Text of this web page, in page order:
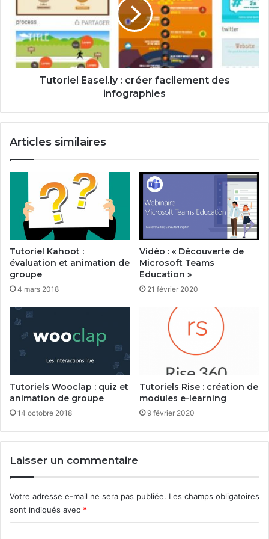
facilement
des
infographies
Tutoriel Easel.ly : créer facilement des
infographies
Articles similaires
Tutoriel Kahoot :
évaluation et animation de
groupe
4 mars 2018
Vidéo : « Découverte de
Microsoft Teams
Education »
21 février 2020
Tutoriels Wooclap : quiz et
animation de groupe
14 octobre 2018
Tutoriels Rise : création de
modules e-learning
9 février 2020
Laisser un commentaire
Votre adresse e-mail ne sera pas publiée. Les champs obligatoires
sont indiqués avec *